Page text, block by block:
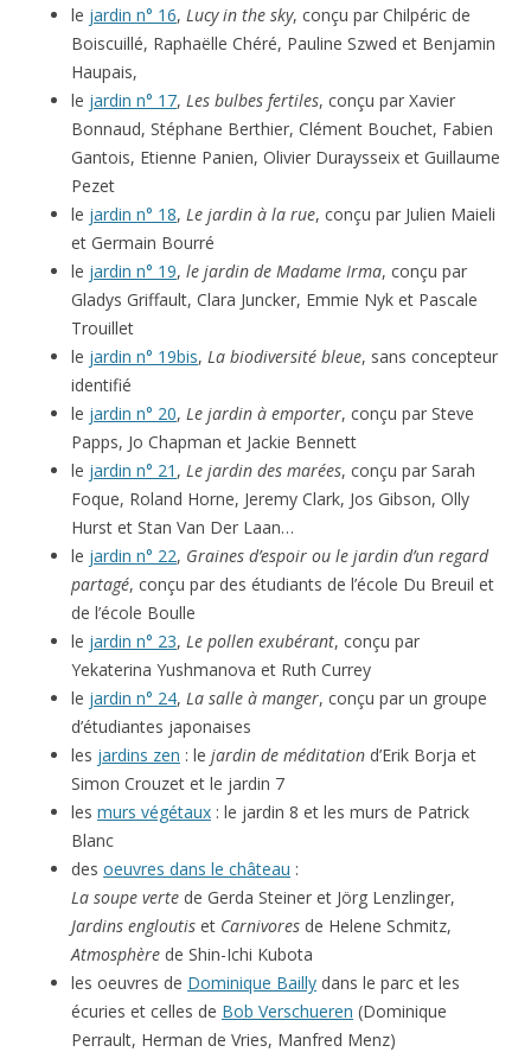
le jardin n° 16, Lucy in the sky, conçu par Chilpéric de
Boiscuillé, Raphaëlle Chéré, Pauline Szwed et Benjamin
Haupais,
le jardin n° 17, Les bulbes fertiles, conçu par Xavier
Bonnaud, Stéphane Berthier, Clément Bouchet, Fabien
Gantois, Etienne Panien, Olivier Duraysseix et Guillaume
Pezet
le jardin n° 18, Le jardin à la rue, conçu par Julien Maieli
et Germain Bourré
le jardin n° 19, le jardin de Madame Irma, conçu par
Gladys Griffault, Clara Juncker, Emmie Nyk et Pascale
Trouillet
le jardin n° 19bis, La biodiversité bleue, sans concepteur
identifié
le jardin n° 20, Le jardin à emporter, conçu par Steve
Papps, Jo Chapman et Jackie Bennett
le jardin n° 21 , Le jardin des marées, conçu par Sarah
Foque, Roland Horne, Jeremy Clark, Jos Gibson, Olly
Hurst et Stan Van Der Laan…
le jardin n° 22, Graines d’espoir ou le jardin d’un regard
partagé, conçu par des étudiants de l’école Du Breuil et
de l’école Boulle
le jardin n° 23, Le pollen exubérant, conçu par
Yekaterina Yushmanova et Ruth Currey
le jardin n° 24, La salle à manger, conçu par un groupe
d’étudiantes japonaises
les jardins zen : le jardin de méditation d’Erik Borja et
Simon Crouzet et le jardin 7
les murs végétaux : le jardin 8 et les murs de Patrick
Blanc
des oeuvres dans le château :
La soupe verte de Gerda Steiner et Jörg Lenzlinger,
Jardins engloutis et Carnivores de Helene Schmitz,
Atmosphère de Shin-Ichi Kubota
les oeuvres de Dominique Bailly dans le parc et les
écuries et celles de Bob Verschueren (Dominique
Perrault, Herman de Vries, Manfred Menz)